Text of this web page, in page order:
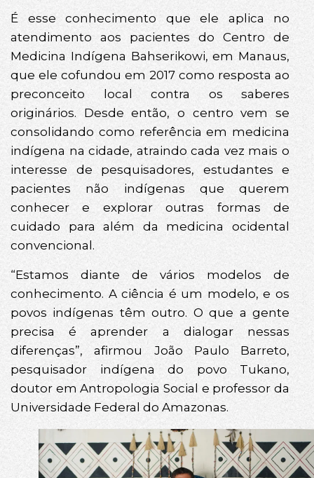
É esse conhecimento que ele aplica no
atendimento aos pacientes do Centro de
Medicina Indígena Bahserikowi, em Manaus,
que ele cofundou em 2017 como resposta ao
preconceito local contra os saberes
originários. Desde então, o centro vem se
consolidando como referência em medicina
indígena na cidade, atraindo cada vez mais o
interesse de pesquisadores, estudantes e
pacientes não indígenas que querem
conhecer e explorar outras formas de
cuidado para além da medicina ocidental
convencional.
“Estamos diante de vários modelos de
conhecimento. A ciência é um modelo, e os
povos indígenas têm outro. O que a gente
precisa é aprender a dialogar nessas
diferenças”, afirmou João Paulo Barreto,
pesquisador indígena do povo Tukano,
doutor em Antropologia Social e professor da
Universidade Federal do Amazonas.